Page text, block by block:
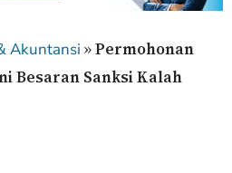
Akuntansi »Permohonan
Besaran Sanksi Kalah